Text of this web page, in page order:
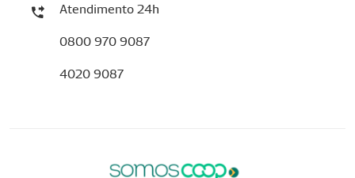
Atendimento 24h
0800 970 9087
4020 9087